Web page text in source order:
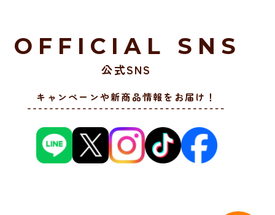
OFFICIAL SNS
公式SNS
キャンペーンや新商品情報をお届け！